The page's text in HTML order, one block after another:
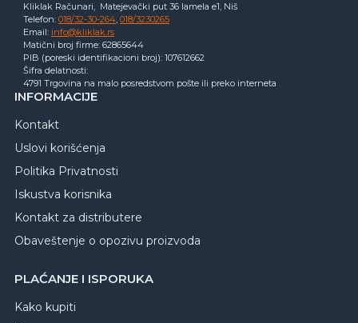
Kliklak Računari, Matejevački put 36 lamela e1, Niš
Telefon: 018/32-30-264, 018/3230265
Email: info@kliklak.rs
Matični broj firme: 62865644
PIB (poreski identifikacioni broj): 107612662
Šifra delatnosti:
4791 Trgovina na malo posredstvom pošte ili preko interneta
INFORMACIJE
Kontakt
Uslovi korišćenja
Politika Privatnosti
Iskustva korisnika
Kontakt za distributere
Obaveštenje o opozivu proizvoda
PLAĆANJE I ISPORUKA
Kako kupiti